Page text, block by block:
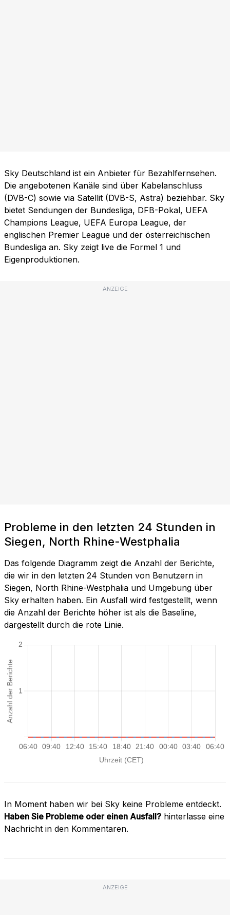
Sky Deutschland ist ein Anbieter für Bezahlfernsehen.
Die angebotenen Kanäle sind über Kabelanschluss
(DVB-C) sowie via Satellit (DVB-S, Astra) beziehbar. Sky
bietet Sendungen der Bundesliga, DFB-Pokal, UEFA
Champions League, UEFA Europa League, der
englischen Premier League und der österreichischen
Bundesliga an. Sky zeigt live die Formel 1 und
Eigenproduktionen.
ANZEIGE
Probleme in den letzten 24 Stunden in
Siegen, North Rhine-Westphalia
Das folgende Diagramm zeigt die Anzahl der Berichte,
die wir in den letzten 24 Stunden von Benutzern in
Siegen, North Rhine-Westphalia und Umgebung über
Sky erhalten haben. Ein Ausfall wird festgestellt, wenn
die Anzahl der Berichte höher ist als die Baseline,
dargestellt durch die rote Linie.
In Moment haben wir bei Sky keine Probleme entdeckt.
Haben Sie Probleme oder einen Ausfall? hinterlasse eine
Nachricht in den Kommentaren.
ANZEIGE